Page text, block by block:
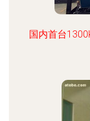
国内首台